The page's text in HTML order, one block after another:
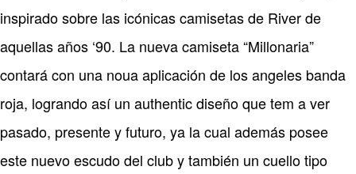
inspirado sobre las icónicas camisetas de River de
aquellas años ‘90. La nueva camiseta “Millonaria”
contará con una noua aplicación de los angeles banda
roja, logrando así un authentic diseño que tem a ver
pasado, presente y futuro, ya la cual además posee
este nuevo escudo del club y también un cuello tipo